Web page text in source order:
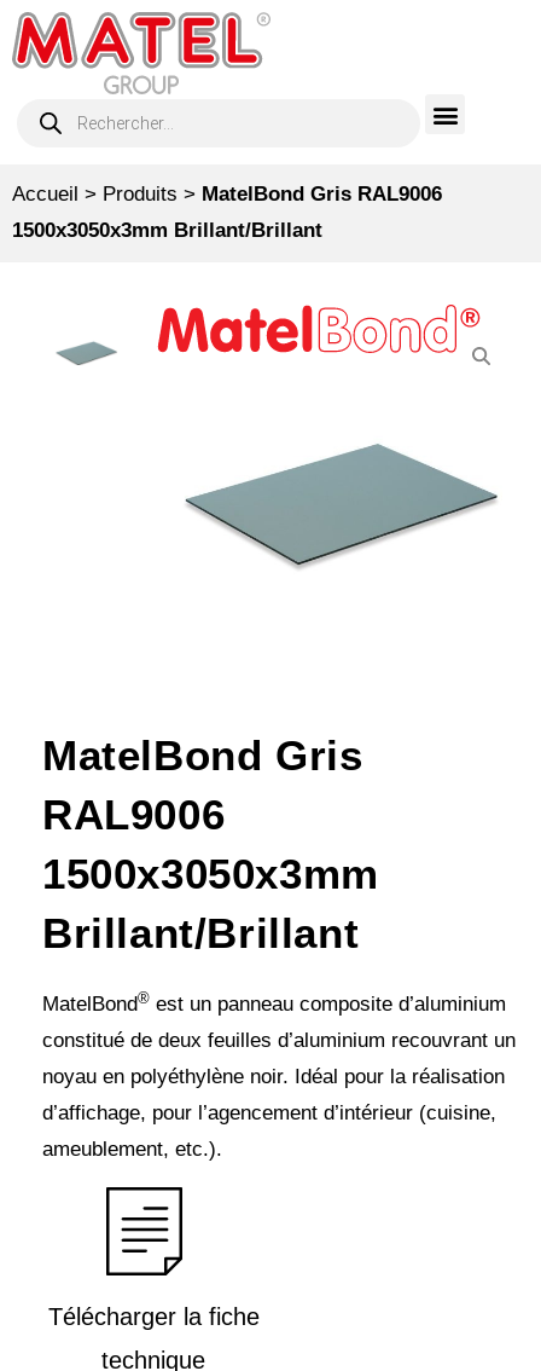
Accueil > Produits > MatelBond Gris RAL9006
1500x3050x3mm Brillant/Brillant
MatelBond Gris
RAL9006
1500x3050x3mm
Brillant/Brillant
MatelBond® est un panneau composite d’aluminium
constitué de deux feuilles d’aluminium recouvrant un
noyau en polyéthylène noir. Idéal pour la réalisation
d’affichage, pour l’agencement d’intérieur (cuisine,
ameublement, etc.).
Télécharger la fiche
technique